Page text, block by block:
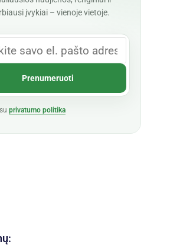
įvykiai – vienoje vietoje.
privatumo politika